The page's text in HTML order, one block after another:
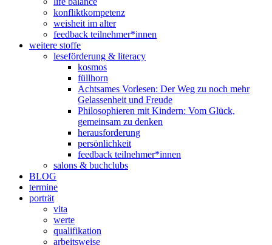
konfliktkompetenz
weisheit im alter
feedback teilnehmer*innen
weitere stoffe
leseförderung & literacy
kosmos
füllhorn
Achtsames Vorlesen: Der Weg zu noch mehr
Gelassenheit und Freude
Philosophieren mit Kindern: Vom Glück,
gemeinsam zu denken
herausforderung
persönlichkeit
feedback teilnehmer*innen
salons & buchclubs
BLOG
termine
porträt
vita
werte
qualifikation
arbeitsweise